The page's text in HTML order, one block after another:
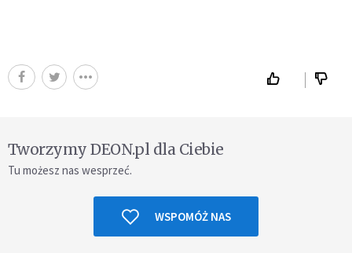
Tworzymy DEON.pl dla Ciebie
Tu możesz nas wesprzeć.
WSPOMÓŻ NAS